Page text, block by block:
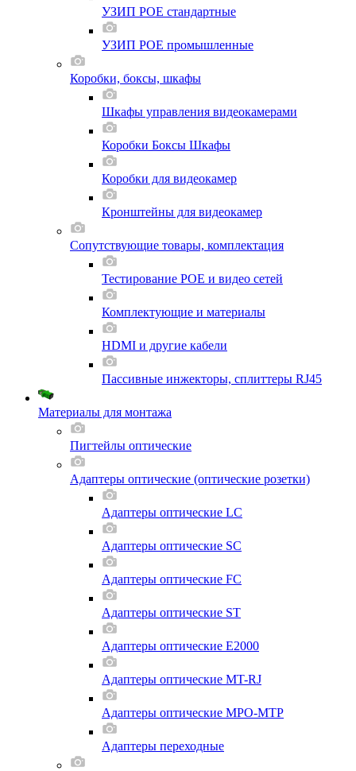
УЗИП POE стандартные
УЗИП POE промышленные
Коробки, боксы, шкафы
Шкафы управления видеокамерами
Коробки Боксы Шкафы
Коробки для видеокамер
Кронштейны для видеокамер
Сопутствующие товары, комплектация
Тестирование POE и видео сетей
Комплектующие и материалы
HDMI и другие кабели
Пассивные инжекторы, сплиттеры RJ45
Материалы для монтажа
Пигтейлы оптические
Адаптеры оптические (оптические розетки)
Адаптеры оптические LC
Адаптеры оптические SC
Адаптеры оптические FC
Адаптеры оптические ST
Адаптеры оптические E2000
Адаптеры оптические MT-RJ
Адаптеры оптические MPO-MTP
Адаптеры переходные